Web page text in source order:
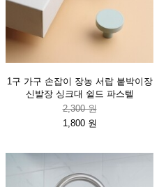
1구 가구 손잡이 장농 서랍 붙박이장
신발장 싱크대 쉴드 파스텔
2,300 원
1,800 원